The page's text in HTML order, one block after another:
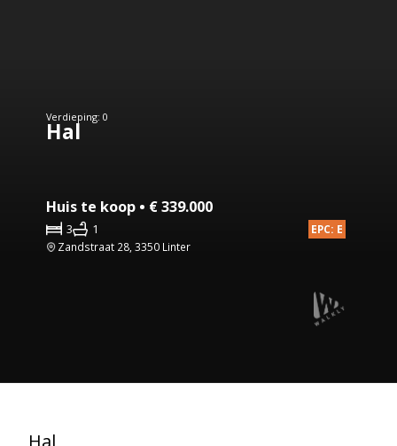
Verdieping: 0
Hal
Huis te koop • € 339.000
3 1
EPC: E
Zandstraat 28, 3350 Linter
Hal